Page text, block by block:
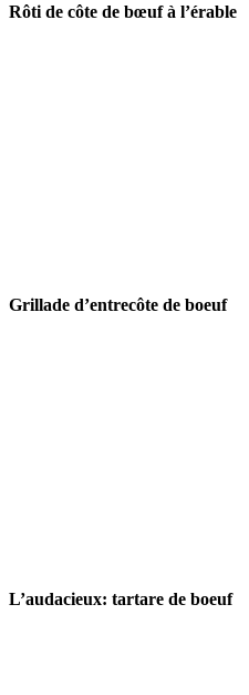
Rôti de côte de bœuf à l’érable
Grillade d’entrecôte de boeuf
L’audacieux: tartare de boeuf